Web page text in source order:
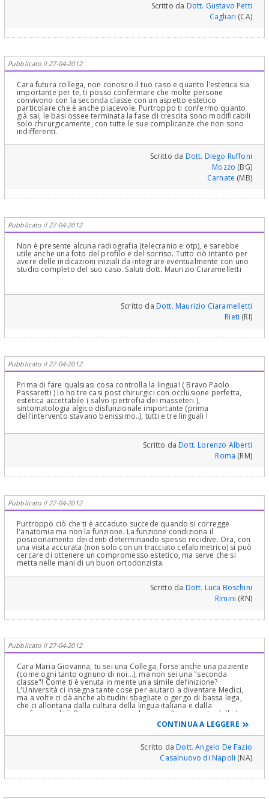
Scritto da Dott. Gustavo Petti
Cagliari (CA)
Pubblicato il 27-04-2012
Cara futura collega, non conosco il tuo caso e quanto l'estetica sia
importante per te, ti posso confermare che molte persone
convivono con la seconda classe con un aspetto estetico
particolare che è anche piacevole. Purtroppo ti confermo quanto
già sai, le basi ossee terminata la fase di crescita sono modificabili
solo chirurgicamente, con tutte le sue complicanze che non sono
indifferenti.
Scritto da Dott. Diego Ruffoni
Mozzo (BG)
Carnate (MB)
Pubblicato il 27-04-2012
Non è presente alcuna radiografia (telecranio e otp), e sarebbe
utile anche una foto del profilo e del sorriso. Tutto ciò intanto per
avere delle indicazioni iniziali da integrare eventualmente con uno
studio completo del suo caso. Saluti dott. Maurizio Ciaramelletti
Scritto da Dott. Maurizio Ciaramelletti
Rieti (RI)
Pubblicato il 27-04-2012
Prima di fare qualsiasi cosa controlla la lingua! ( Bravo Paolo
Passaretti ) Io ho tre casi post chirurgici con occlusione perfetta,
estetica accettabile ( salvo ipertrofia dei masseteri ),
sintomatologia algico disfunzionale importante (prima
dell'intervento stavano benissimo..), tutti e tre linguali !
Scritto daDott. Lorenzo Alberti
Roma (RM)
Pubblicato il 27-04-2012
Purtroppo ciò che ti è accaduto succede quando si corregge
l'anatomia ma non la funzione. La funzione condiziona il
posizionamento dei denti determinando spesso recidive. Ora, con
una visita accurata (non solo con un tracciato cefalometrico) si può
cercare di ottenere un compromesso estetico, ma serve che si
metta nelle mani di un buon ortodonzista.
Scritto da Dott. Luca Boschini
Rimini (RN)
Pubblicato il 27-04-2012
Cara Maria Giovanna, tu sei una Collega, forse anche una paziente
(come ogni tanto ognuno di noi...), ma non sei una "seconda
classe"! Come ti è venuta in mente una simile definizione?
L'Università ci insegna tante cose per aiutarci a diventare Medici,
ma a volte ci dà anche abitudini sbagliate o gergo di bassa lega,
che ci allontana dalla cultura della lingua italiana e dalla
professionalità. Per quanto riguarda invece l'argomento della tua
domanda, i Colleghi che mi hanno preceduto ti hanno dato
risposte molto competenti, ed io non saprei cosa aggiungere. Non
volermene ed accetta i miei affettuosi saluti ed auguri.
CONTINUA A LEGGERE
Scritto daDott. Angelo De Fazio
Casalnuovo di Napoli (NA)